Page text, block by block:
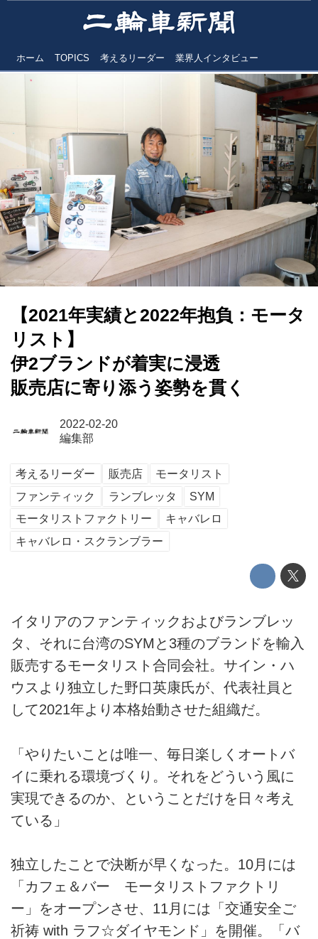
ホーム TOPICS 考えるリーダー 業界人インタビュー
【2021年実績と2022年抱負：モータ
リスト】
伊2ブランドが着実に浸透
販売店に寄り添う姿勢を貫く
2022-02-20
編集部
考えるリーダー 販売店
モータリスト
ファンティック
ランブレッタ
SYM
モータリストファクトリー
キャバレロ
キャバレロ・スクランブラー
イタリアのファンティックおよびランブレッ
タ、それに台湾のSYMと3種のブランドを輸入
販売するモータリスト合同会社。サイン・ハ
ウスより独立した野口英康氏が、代表社員と
して2021年より本格始動させた組織だ。
「やりたいことは唯一、毎日楽しくオートバ
イに乗れる環境づくり。それをどういう風に
実現できるのか、ということだけを日々考え
ている」
独立したことで決断が早くなった。10月には
「カフェ＆バー モータリストファクトリ
ー」をオープンさせ、11月には「交通安全ご
祈祷 with ラフ☆ダイヤモンド」を開催。「バ